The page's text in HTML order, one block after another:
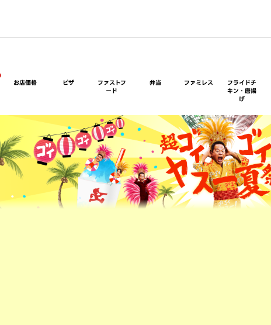
お店価格 ピザ
ファストフ
ード
弁当 ファミレス
フライドチ
キン・唐揚
げ